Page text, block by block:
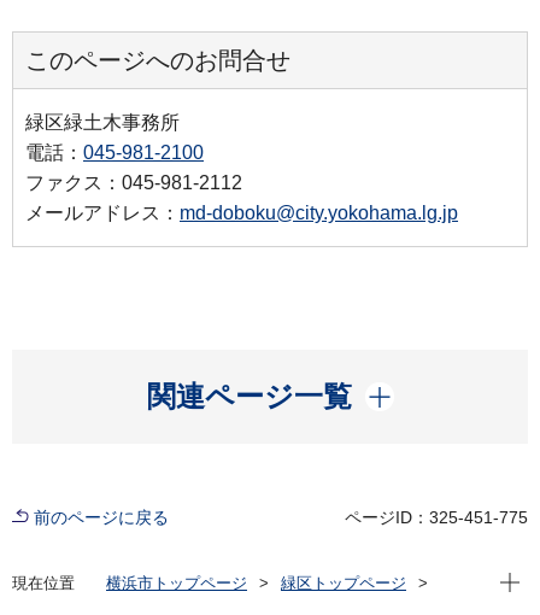
このページへのお問合せ
緑区緑土木事務所
電話： 045-981-2100
ファクス：045-981-2112
メールアドレス： md-doboku@city.yokohama.lg.jp
関連ページ一覧
開く
前のページに戻る ページID：325-451-775
現在位置 横浜市トップページ
緑区トップページ
現在